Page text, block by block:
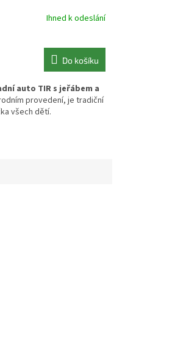
Ihned k odeslání
Do košíku
auto TIR s jeřábem a
provedení, je tradiční
všech dětí.
hračka pro kluky i holčičky
ocení pro její vzhled a